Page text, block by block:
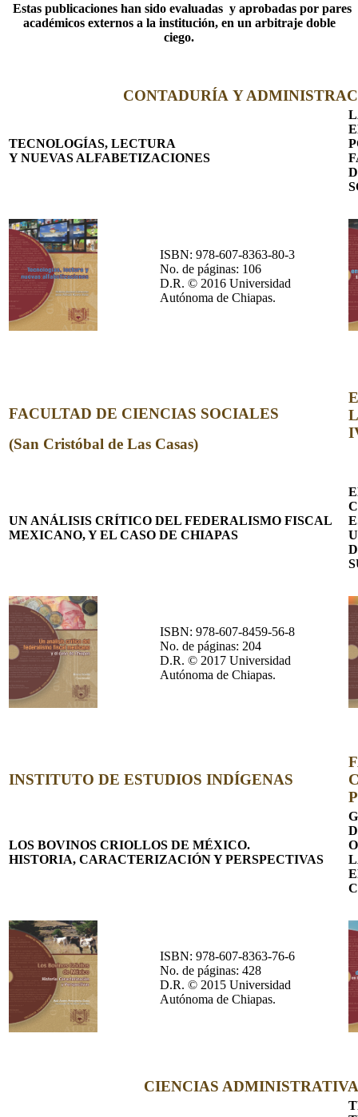
Estas publicaciones han sido evaluadas y aprobadas por pares
académicos externos a la institución, en un arbitraje doble
ciego.
CONTADURÍA Y
TECNOLOGÍAS, LECTURA
Y NUEVAS ALFABETIZACIONES
ISBN: 978-607-8363-80-3
No. de páginas: 106
D.R. © 2016 Universidad
Autónoma de Chiapas.
FACULTAD DE CIENCIAS SOCIALES
(San Cristóbal de Las Casas)
UN ANÁLISIS CRÍTICO DEL FEDERALISMO FISCAL
MEXICANO, Y EL CASO DE CHIAPAS
ISBN: 978-607-8459-56-8
No. de páginas: 204
D.R. © 2017 Universidad
Autónoma de Chiapas.
INSTITUTO DE ESTUDIOS INDÍGENAS
LOS BOVINOS CRIOLLOS DE MÉXICO.
HISTORIA, CARACTERIZACIÓN Y PERSPECTIVAS
ISBN: 978-607-8363-76-6
No. de páginas: 428
D.R. © 2015 Universidad
Autónoma de Chiapas.
CIENCIAS